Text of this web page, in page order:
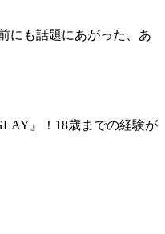
にも話題にあがった、あ
』！18歳までの経験が